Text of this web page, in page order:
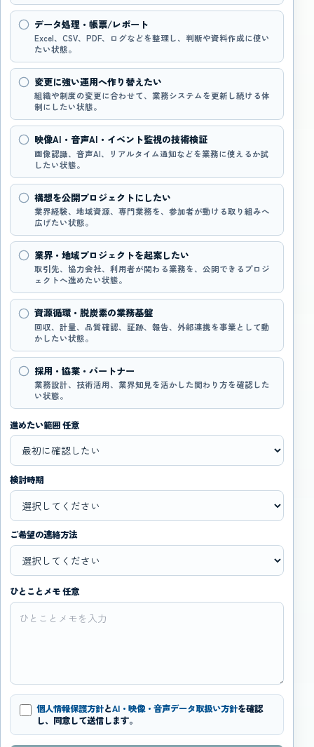
データ処理・帳票/レポート
Excel、CSV、PDF、ログなどを整理し、判断や資料作成に使い
たい状態。
変更に強い運用へ作り替えたい
組織や制度の変更に合わせて、業務システムを更新し続ける体
制にしたい状態。
映像AI・音声AI・イベント監視の技術検証
画像認識、音声AI、リアルタイム通知などを業務に使えるか試
したい状態。
構想を公開プロジェクトにしたい
業界経験、地域資源、専門業務を、参加者が動ける取り組みへ
広げたい状態。
業界・地域プロジェクトを起案したい
取引先、協力会社、利用者が関わる業務を、公開できるプロジ
ェクトへ進めたい状態。
資源循環・脱炭素の業務基盤
回収、計量、品質確認、証跡、報告、外部連携を事業として動
かしたい状態。
採用・協業・パートナー
業務設計、技術活用、業界知見を活かした関わり方を確認した
い状態。
進めたい範囲 任意
検討時期
ご希望の連絡方法
ひとことメモ 任意
個人情報保護方針とAI・映像・音声データ取扱い方針を確認
し、同意して送信します。